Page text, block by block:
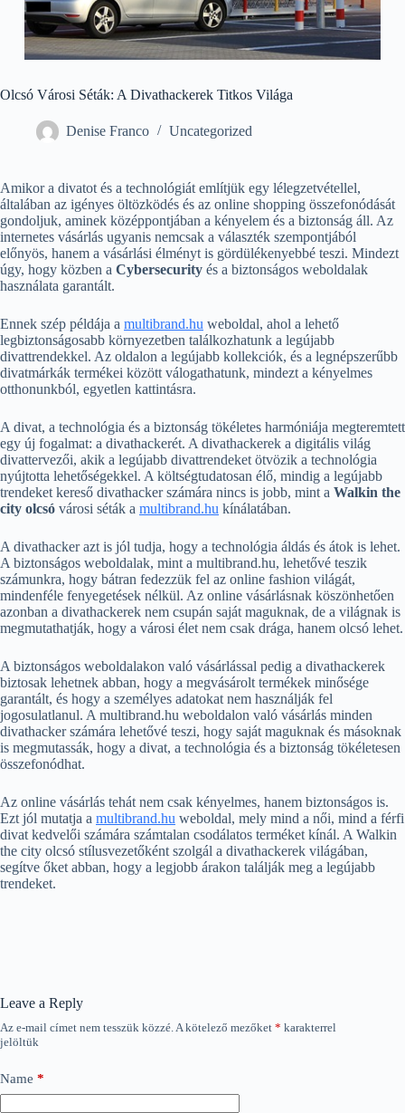
Olcsó Városi Séták: A Divathackerek Titkos Világa
Denise Franco Uncategorized
Amikor a divatot és a technológiát említjük egy lélegzetvétellel,
általában az igényes öltözködés és az online shopping összefonódását
gondoljuk, aminek középpontjában a kényelem és a biztonság áll. Az
internetes vásárlás ugyanis nemcsak a választék szempontjából
előnyös, hanem a vásárlási élményt is gördülékenyebbé teszi. Mindezt
úgy, hogy közben a Cybersecurity és a biztonságos weboldalak
használata garantált.
Ennek szép példája a multibrand.hu weboldal, ahol a lehető
legbiztonságosabb környezetben találkozhatunk a legújabb
divattrendekkel. Az oldalon a legújabb kollekciók, és a legnépszerűbb
divatmárkák termékei között válogathatunk, mindezt a kényelmes
otthonunkból, egyetlen kattintásra.
A divat, a technológia és a biztonság tökéletes harmóniája megteremtett
egy új fogalmat: a divathackerét. A divathackerek a digitális világ
divattervezői, akik a legújabb divattrendeket ötvözik a technológia
nyújtotta lehetőségekkel. A költségtudatosan élő, mindig a legújabb
trendeket kereső divathacker számára nincs is jobb, mint a Walkin the
city olcsó városi séták a multibrand.hu kínálatában.
A divathacker azt is jól tudja, hogy a technológia áldás és átok is lehet.
A biztonságos weboldalak, mint a multibrand.hu, lehetővé teszik
számunkra, hogy bátran fedezzük fel az online fashion világát,
mindenféle fenyegetések nélkül. Az online vásárlásnak köszönhetően
azonban a divathackerek nem csupán saját maguknak, de a világnak is
megmutathatják, hogy a városi élet nem csak drága, hanem olcsó lehet.
A biztonságos weboldalakon való vásárlással pedig a divathackerek
biztosak lehetnek abban, hogy a megvásárolt termékek minősége
garantált, és hogy a személyes adatokat nem használják fel
jogosulatlanul. A multibrand.hu weboldalon való vásárlás minden
divathacker számára lehetővé teszi, hogy saját maguknak és másoknak
is megmutassák, hogy a divat, a technológia és a biztonság tökéletesen
összefonódhat.
Az online vásárlás tehát nem csak kényelmes, hanem biztonságos is.
Ezt jól mutatja a multibrand.hu weboldal, mely mind a női, mind a férfi
divat kedvelői számára számtalan csodálatos terméket kínál. A Walkin
the city olcsó stílusvezetőként szolgál a divathackerek világában,
segítve őket abban, hogy a legjobb árakon találják meg a legújabb
trendeket.
Leave a Reply
Az e-mail címet nem tesszük közzé.A kötelező mezőket * karakterrel
jelöltük
Name *